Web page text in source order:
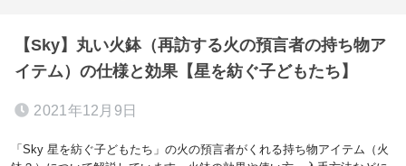
【Sky】丸い火鉢（再訪する火の預言者の持ち物ア
イテム）の仕様と効果【星を紡ぐ子どもたち】
2021年12月9日
「Sky 星を紡ぐ子どもたち」の火の預言者がくれる持ち物アイテム（火